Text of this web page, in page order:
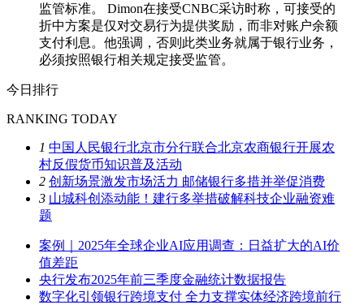
监管标准。 Dimon在接受CNBC采访时称，可接受的
折中方案是仅对交易行为提供奖励，而非对账户余额
支付利息。他强调，否则此类业务就属于银行业务，
必须按照银行相关规定接受监管。
今日排行
RANKING TODAY
1 中国人民银行北京市分行联合北京农商银行开展农
村反假货币知识普及活动
2 创新场景激发市场活力 邮储银行多措并举促消费
3 山城科创添动能！建行多举措破解科技企业融资难
题
案例｜2025年全球企业AI应用调查：日益扩大的AI价
值差距
央行发布2025年前三季度金融统计数据报告
数字化引领银行跨境支付 全力支撑实体经济跨境前行